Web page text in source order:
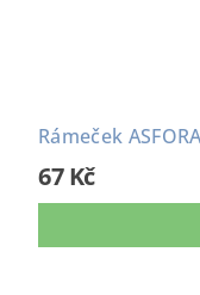
Rámeček
67 Kč